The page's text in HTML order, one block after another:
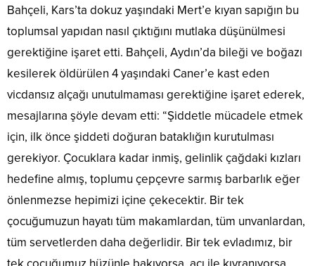
Bahçeli, Kars’ta dokuz yaşındaki Mert’e kıyan sapığın bu
toplumsal yapıdan nasıl çıktığını mutlaka düşünülmesi
gerektiğine işaret etti. Bahçeli, Aydın’da bileği ve boğazı
kesilerek öldürülen 4 yaşındaki Caner’e kast eden
vicdansız alçağı unutulmaması gerektiğine işaret ederek,
mesajlarına şöyle devam etti: “Şiddetle mücadele etmek
için, ilk önce şiddeti doğuran bataklığın kurutulması
gerekiyor. Çocuklara kadar inmiş, gelinlik çağdaki kızları
hedefine almış, toplumu çepçevre sarmış barbarlık eğer
önlenmezse hepimizi içine çekecektir. Bir tek
çocuğumuzun hayatı tüm makamlardan, tüm unvanlardan,
tüm servetlerden daha değerlidir. Bir tek evladımız, bir